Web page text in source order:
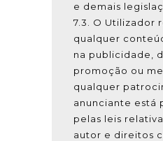
e demais
7.3. O Utilizador
qualquer
na publicidade,
promoção ou
qualquer
anunciante está
pelas leis
autor e direitos